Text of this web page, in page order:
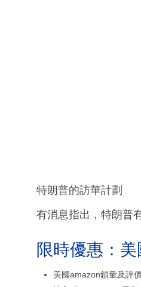
特朗普的訪華計劃
有消息指出，特朗普
限時優惠：
美國amazon鎖量及評